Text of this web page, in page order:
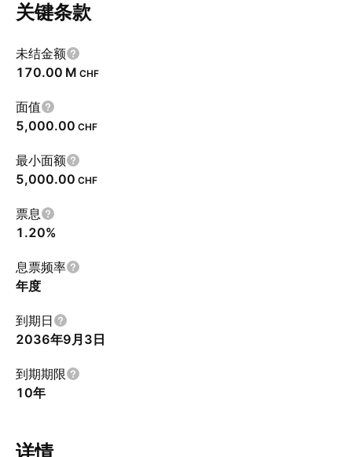
关键条款
未结金额
‪170.00 M‬ CHF
面值
5,000.00 CHF
最小面额
5,000.00 CHF
票息
1.20%
息票频率
年度
到期日
2036年9月3日
到期期限
10年
详情